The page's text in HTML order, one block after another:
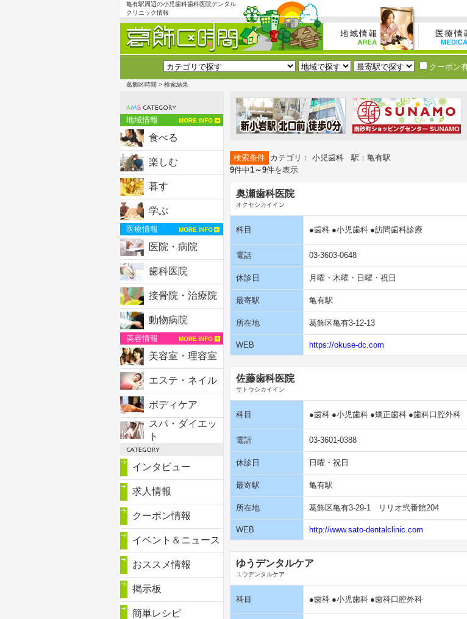
亀有駅周辺の小児歯科歯科医院デンタル
クリニック情報
クーポン
葛飾区時間 > 検索結果
地域情報
食べる
楽しむ
暮す
学ぶ
医療情報
医院・病院
歯科医院
接骨院・治療院
動物病院
美容情報
美容室・理容室
エステ・ネイル
ボディケア
スパ・ダイエッ
ト
インタビュー
求人情報
クーポン情報
イベント＆ニュース
おススメ情報
掲示板
簡単レシピ
検索条件 カテゴリ： 小児歯科 駅：亀有駅
9件中1～9件を表示
奥瀬歯科医院
オクセシカイイン
科目 ●歯科 ●小児歯科 ●訪問歯科診療
電話 03-3603-0648
休診日 月曜・木曜・日曜・祝日
最寄駅 亀有駅
所在地 葛飾区亀有3-12-13
WEB https://okuse-dc.com
佐藤歯科医院
サトウシカイイン
科目 ●歯科 ●小児歯科 ●矯正歯科 ●歯科口腔外科
電話 03-3601-0388
休診日 日曜・祝日
最寄駅 亀有駅
所在地 葛飾区亀有3-29-1 リリオ弐番館204
WEB http://www.sato-dentalclinic.com
ゆうデンタルケア
ユウデンタルケア
科目 ●歯科 ●小児歯科 ●歯科口腔外科